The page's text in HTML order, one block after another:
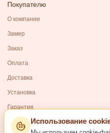
Покупателю
О компании
Замер
Заказ
Оплата
Доставка
Установка
Гарантия
КаталогИспользование